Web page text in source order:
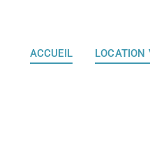
ACCUEIL LOCATION